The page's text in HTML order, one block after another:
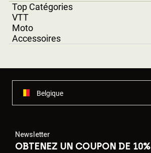
Top Catégories
VTT
Moto
Accessoires
Belgique
Newsletter
OBTENEZ UN COUPON DE 10%